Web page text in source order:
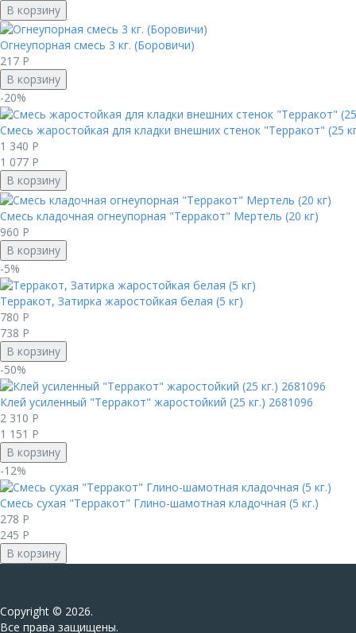
В корзину
Огнеупорная смесь 3 кг. (Боровичи)
217 Р
В корзину
-20%
Смесь жаростойкая для кладки внешних стенок "Терракот" (25
1 340 Р
1 077 Р
В корзину
Смесь кладочная огнеупорная "Терракот" Мертель (20 кг)
960 Р
В корзину
-5%
Терракот, Затирка жаростойкая белая (5 кг)
780 Р
738 Р
В корзину
-50%
Клей усиленный "Терракот" жаростойкий (25 кг.) 2681096
2 310 Р
1 151 Р
В корзину
-12%
Смесь сухая "Терракот" Глино-шамотная кладочная (5 кг.)
278 Р
245 Р
В корзину
Сopyright © 2026.
Все права защищены.